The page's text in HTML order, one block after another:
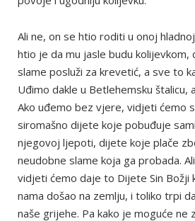
Ali ne, on se htio roditi u onoj
htio je da mu jasle budu kolijevkom,
slame posluži za krevetić, a sve to
Uđimo dakle u Betlehemsku štalicu,
Ako uđemo bez vjere, vidjeti ćemo
siromašno dijete koje pobuđuje
njegovoj ljepoti, dijete koje plače
neudobne slame koja ga probada.
vidjeti ćemo daje to Dijete Sin Božji
nama došao na zemlju, i toliko trpi
naše grijehe. Pa kako je moguće ne